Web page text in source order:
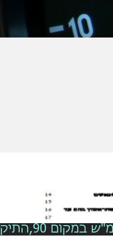
לקוח שנתפס נוהג במהירות של 157 קמ"ש במקום 90,התיק